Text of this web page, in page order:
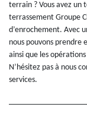
terrain ? Vous avez un
terrassement Groupe
d’enrochement. Avec
nous pouvons prendre
ainsi que les
N’hésitez pas à nous
services.